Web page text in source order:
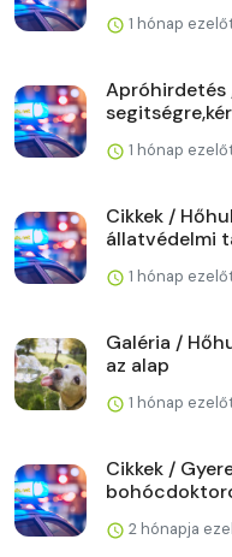
1 hónap
Apróhirdetés
1 hónap
Cikkek /
állatvédelmi
1 hónap
Galéria /
az alap
1 hónap
Cikkek /
2 hónapja